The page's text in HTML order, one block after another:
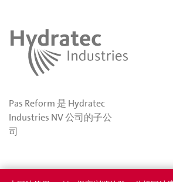
Pas Reform 是 Hydratec
Industries NV 公司的子公
司